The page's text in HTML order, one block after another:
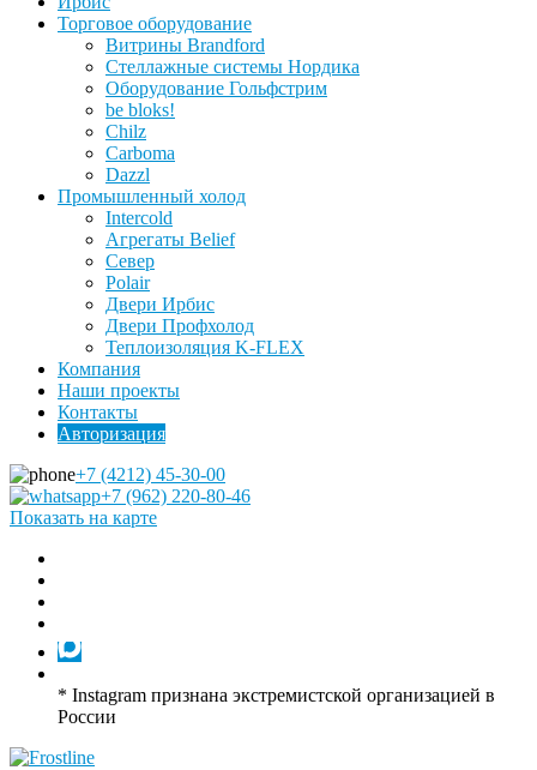
Торговое оборудование
Витрины Brandford
Стеллажные системы Нордика
Оборудование Гольфстрим
be bloks!
Chilz
Carboma
Dazzl
Промышленный холод
Intercold
Агрегаты Belief
Север
Polair
Двери Ирбис
Двери Профхолод
Теплоизоляция K-FLEX
Компания
Наши проекты
Контакты
Авторизация
+7 (4212) 45-30-00
+7 (962) 220-80-46
Показать на карте
* Instagram признана экстремистской организацией в
России